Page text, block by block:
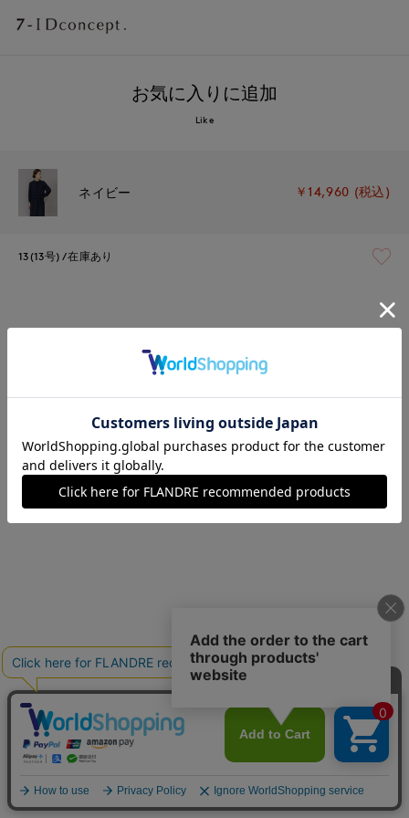
お気に入りに追加
Like
ネイビー ￥14,960 (税込)
13(13号) 在庫あり